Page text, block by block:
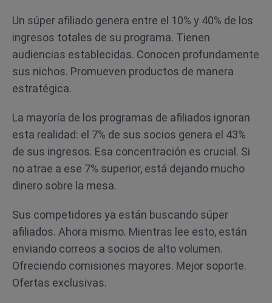
Un súper afiliado genera entre el 10% y 40% de los
ingresos totales de su programa. Tienen
audiencias establecidas. Conocen profundamente
sus nichos. Promueven productos de manera
estratégica.
La mayoría de los programas de afiliados ignoran
esta realidad: el 7% de sus socios genera el 43%
de sus ingresos. Esa concentración es crucial. Si
no atrae a ese 7% superior, está dejando mucho
dinero sobre la mesa.
Sus competidores ya están buscando súper
afiliados. Ahora mismo. Mientras lee esto, están
enviando correos a socios de alto volumen.
Ofreciendo comisiones mayores. Mejor soporte.
Ofertas exclusivas.